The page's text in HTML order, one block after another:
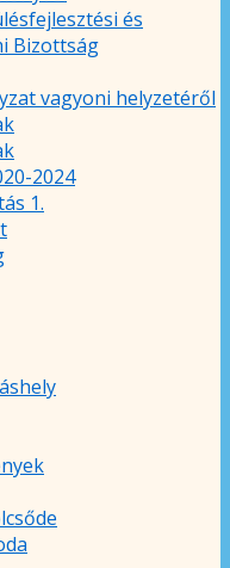
és
Bizottság
vagyoni helyzetéről
2024
1.